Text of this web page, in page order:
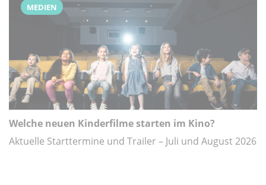
MEDIEN
Welche neuen Kinderfilme starten im Kino?
Aktuelle Starttermine und Trailer – Juli und August 2026